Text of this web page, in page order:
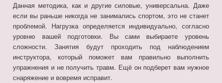
Данная методика, как и другие силовые, универсальна. Даже
если вы раньше никогда не занимались спортом, это не станет
проблемой. Нагрузка определяется индивидуально, согласно
уровню вашей подготовки. Вы сами выбираете уровень
сложности. Занятия будут проходить под наблюдением
инструктора, который поможет вам правильно выполнить
упражнения и не получить травм. Ещё он подберет вам нужное
снаряжение и вовремя исправит.